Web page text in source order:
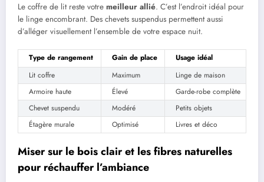
Le coffre de lit reste votre meilleur allié. C’est l’endroit idéal pour
le linge encombrant. Des chevets suspendus permettent aussi
d’alléger visuellement l’ensemble de votre espace nuit.
Type de rangement Gain de place
Usage idéal
Lit coffre
Maximum
Linge de maison
Armoire haute
Élevé
Garde-robe complète
Chevet suspendu
Modéré
Petits objets
Étagère murale
Optimisé Livres et déco
Miser sur le bois clair et les fibres naturelles
pour réchauffer l’ambiance